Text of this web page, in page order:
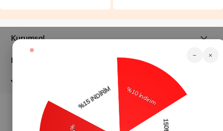
Kurumsal
Müşteri İlişkileri
Yardım
modamihram.com - Tüm Hakları Saklıdır.
− ×